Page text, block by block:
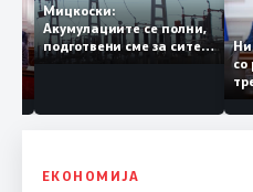
за
Мицкоски:
Акумулациите се полни,
подготвени сме за сите
ризици, не размислување
ЕКОНОМИЈА